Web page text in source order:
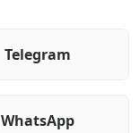
Telegram
WhatsApp